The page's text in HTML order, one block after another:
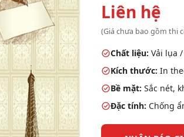
Liên hệ
(Giá chưa bao gồm thi
Chất liệu: Vải lụa
Kích thước: In
Bề mặt: Sắc nét,
Đặc tính: Chống